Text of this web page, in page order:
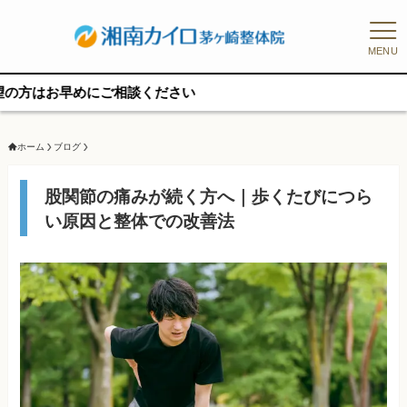
MENU
ご相談ください
ホーム ブログ
股関節の痛みが続く方へ｜歩くたびにつら
い原因と整体での改善法